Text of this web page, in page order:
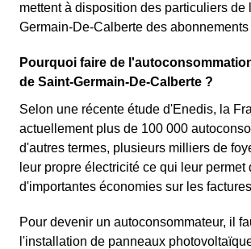
mettent à disposition des particuliers de
Germain-De-Calberte des
Pourquoi faire de
de Saint-Germain-De-Calberte ?
Selon une récente étude d'Enedis, la
actuellement plus de 100 000
d'autres termes, plusieurs milliers de
leur propre électricité ce qui leur permet
d'importantes économies sur les
Pour devenir un autoconsommateur, il
l'installation de panneaux